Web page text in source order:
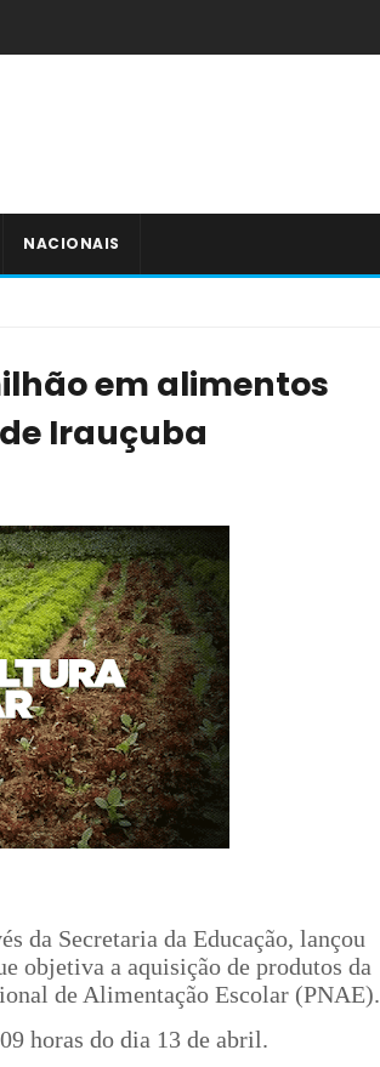
NACIONAIS
em alimentos
Irauçuba
da Secretaria da Educação, lançou
objetiva a aquisição de produtos da
de Alimentação Escolar (PNAE).
horas do dia 13 de abril.